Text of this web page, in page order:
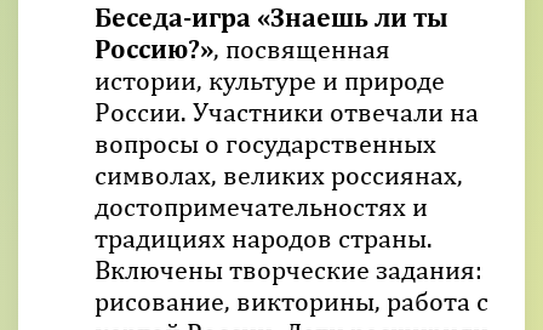
Беседа-игра «Знаешь ли ты
Россию?», посвященная
истории, культуре и природе
России. Участники отвечали на
вопросы о государственных
символах, великих россиянах,
достопримечательностях и
традициях народов страны.
Включены творческие задания:
рисование, викторины, работа с